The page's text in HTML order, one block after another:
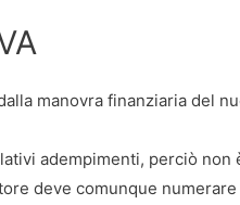
manovra finanziaria del
adempimenti, perciò
deve comunque